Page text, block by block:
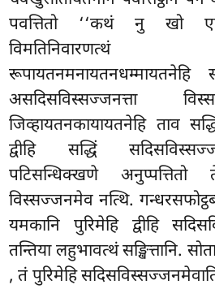
पवत्तितो ‘‘कथं नु खो एतं
असदिसविस्सज्जनत्ता
जिव्हायतनकायायतनेहि ताव
द्वीहि सद्धिं
पटिसन्धिक्खणे
विस्सज्जनमेव नत्थि.
यमकानि पुरिमेहि द्वीहि
तन्तिया लहुभावत्थं सङ्खित्तानि.
, तं पुरिमेहि